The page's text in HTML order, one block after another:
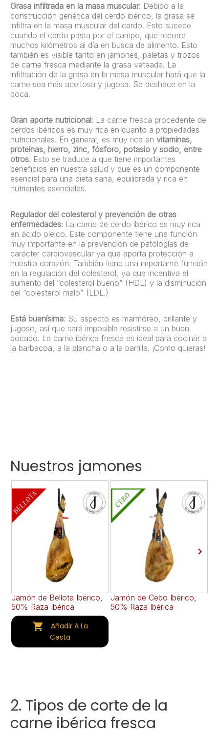
Grasa infiltrada en la masa muscular: Debido a la
construcción genética del cerdo ibérico, la grasa se
infiltra en la masa muscular del cerdo. Esto sucede
cuando el cerdo pasta por el campo, que recorre
muchos kilómetros al día en busca de alimento. Esto
también es visible tanto en jamones, paletas y trozos
de carne fresca mediante la grasa veteada. La
infiltración de la grasa en la masa muscular hará que la
carne sea más aceitosa y jugosa. Se deshace en la
boca.
Gran aporte nutricional: La carne fresca procedente de
cerdos ibéricos es muy rica en cuanto a propiedades
nutricionales. En general, es muy rica en vitaminas,
proteínas, hierro, zinc, fósforo, potasio y sodio, entre
otros. Esto se traduce a que tiene importantes
beneficios en nuestra salud y que es un componente
esencial para una dieta sana, equilibrada y rica en
nutrientes esenciales.
Regulador del colesterol y prevención de otras
enfermedades: La carne de cerdo ibérico es muy rica
en ácido oleico. Este componente tiene una función
muy importante en la prevención de patologías de
carácter cardiovascular ya que aporta protección a
nuestro corazón. También tiene una importante función
en la regulación del colesterol, ya que incentiva el
aumento del “colesterol bueno” (HDL) y la disminución
del “colesterol malo” (LDL.)
Está buenísima: Su aspecto es marmóreo, brillante y
jugoso, así que será imposible resistirse a un buen
bocado. La carne ibérica fresca es ideal para cocinar a
la barbacoa, a la plancha o a la parrilla. ¡Como quieras!
Nuestros jamones
Jamón de Bellota Ibérico,
50% Raza Ibérica

Cesta
Jamón de Cebo Ibérico,
50% Raza Ibérica

2. Tipos de corte de la
carne ibérica fresca